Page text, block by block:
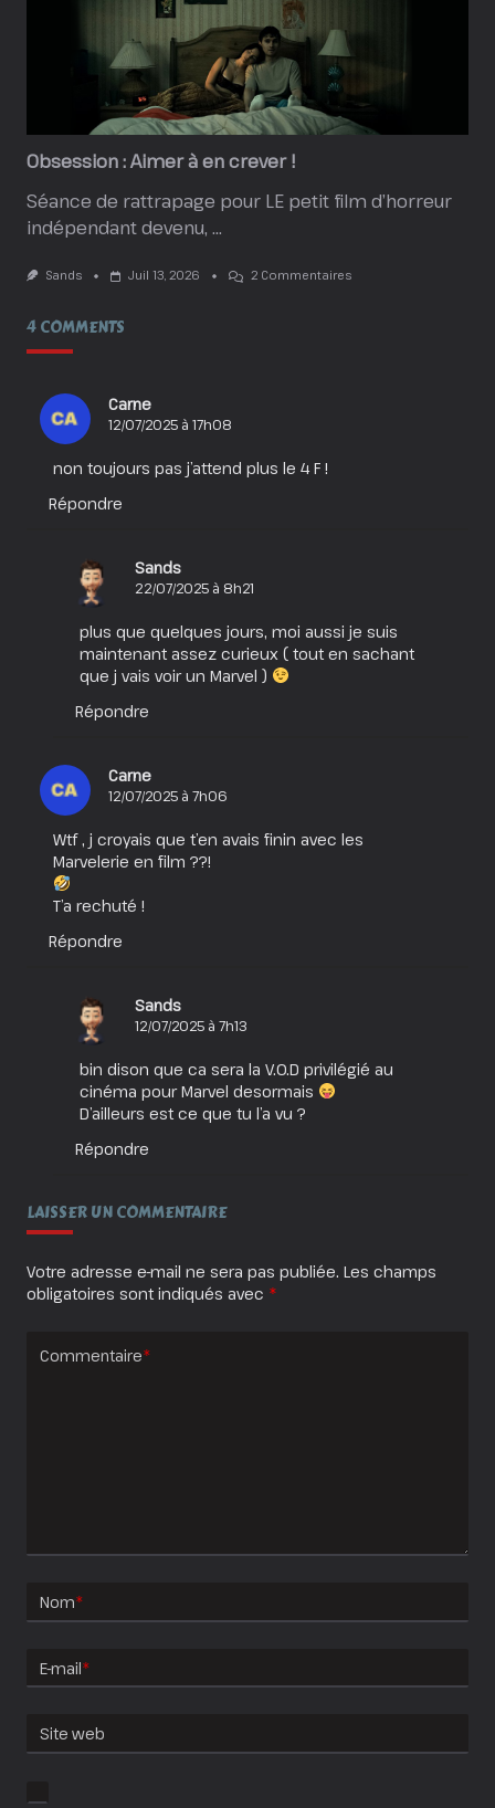
Obsession : Aimer à en crever !
Séance de rattrapage pour LE petit film d’horreur
indépendant devenu, ...
Sands Juil 13, 2026 2 CommentairesSur
4 COMMENTS
Carne
12/07/2025 à 17h08
non toujours pas j’attend plus le 4 F !
Répondre
Sands
22/07/2025 à 8h21
plus que quelques jours, moi aussi je suis
maintenant assez curieux ( tout en sachant
que j vais voir un Marvel )
Répondre
Carne
12/07/2025 à 7h06
Wtf , j croyais que t’en avais finin avec les
Marvelerie en film ??!
T’a rechuté !
Répondre
Sands
12/07/2025 à 7h13
bin dison que ca sera la V.O.D privilégié au
cinéma pour Marvel desormais
D’ailleurs est ce que tu l’a vu ?
Répondre
LAISSER UN COMMENTAIRE
Votre adresse e-mail ne sera pas publiée. Les champs
obligatoires sont indiqués avec *
Commentaire*
Nom*
E-mail*
Site web